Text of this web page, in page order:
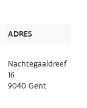
ADRES
Nachtegaaldreef
16
9040 Gent